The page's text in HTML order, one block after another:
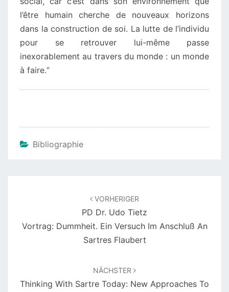
l’être humain cherche de nouveaux horizons
dans la construction de soi. La lutte de l’individu
pour se retrouver lui-même passe
inexorablement au travers du monde : un monde
à faire.“
Bibliographie
VORHERIGER
PD Dr. Udo Tietz
Vortrag: Dummheit. Ein Versuch Im Anschluß An
Sartres Flaubert
NÄCHSTER
Thinking With Sartre Today: New Approaches To